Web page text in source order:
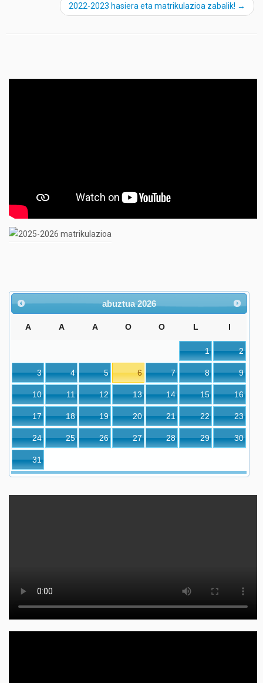
2022-2023 hasiera eta matrikulazioa zabalik! →
abuztua 2026
A A A O O L I
1 2
3 4 5 6 7 8 9
10 11 12 13 14 15 16
17 18 19 20 21 22 23
24 25 26 27 28 29 30
31